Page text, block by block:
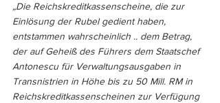
„Die Reichskreditkassenscheine, die zur
Einlösung der Rubel gedient haben,
entstammen wahrscheinlich .. dem Betrag,
der auf Geheiß des Führers dem Staatschef
Antonescu für Verwaltungsausgaben in
Transnistrien in Höhe bis zu 50 Mill. RM in
Reichskreditkassenscheinen zur Verfügung